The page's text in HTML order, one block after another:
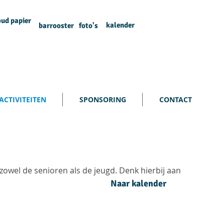
papier
barrooster foto's kalender
SPONSORING CONTACT
Naar kalender
de senioren als de jeugd. Denk hierbij aan